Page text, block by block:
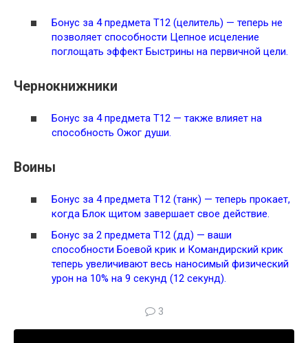
Бонус за 4 предмета Т12 (целитель) — теперь не
позволяет способности Цепное исцеление
поглощать эффект Быстрины на первичной цели.
Чернокнижники
Бонус за 4 предмета Т12 — также влияет на
способность Ожог души.
Воины
Бонус за 4 предмета Т12 (танк) — теперь прокает,
когда Блок щитом завершает свое действие.
Бонус за 2 предмета Т12 (дд) — ваши
способности Боевой крик и Командирский крик
теперь увеличивают весь наносимый физический
урон на 10% на 9 секунд (12 секунд).
3